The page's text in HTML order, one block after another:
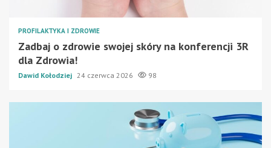
PROFILAKTYKA I ZDROWIE
Zadbaj o zdrowie swojej skóry na konferencji 3R
dla Zdrowia!
Dawid Kołodziej 24 czerwca 2026 98